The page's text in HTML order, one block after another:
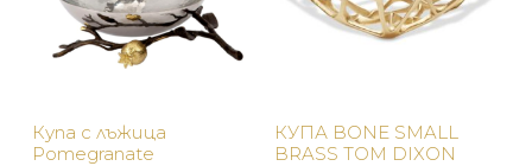
Червено
Черно
Купа с лъжица
Pomegranate
КУПА BONE SMALL
BRASS TOM DIXON